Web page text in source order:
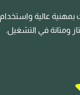
بمهنية عالية واستخدام
ومتانة في التشغيل.